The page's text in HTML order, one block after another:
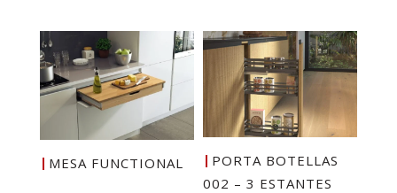
MESA FUNCTIONAL
PORTA BOTELLAS
002 – 3 ESTANTES